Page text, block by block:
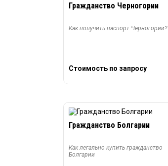
Гражданство Черногории
Как получить паспорт Черногории?
Стоимость по запросу
Гражданство Болгарии
Как легально купить гражданство
Болгарии